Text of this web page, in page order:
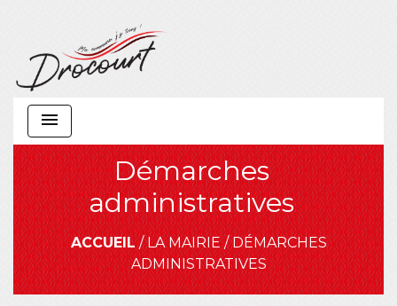
menu
Démarches
administratives
ACCUEIL/LA MAIRIE/DÉMARCHES
ADMINISTRATIVES